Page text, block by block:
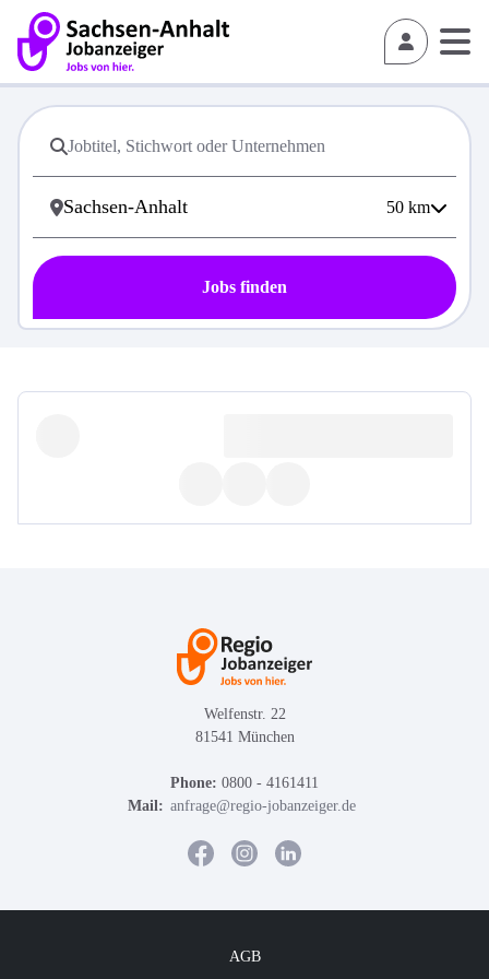
50 km
Jobs finden
Welfenstr. 22
81541 München
Phone: 0800 - 4161411
Mail: anfrage@regio-jobanzeiger.de
AGB